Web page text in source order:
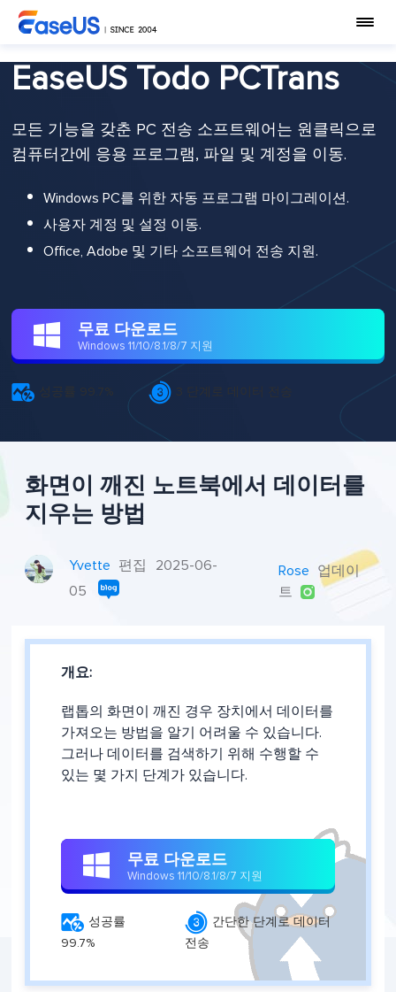
EaseUS Todo PCTrans
모든 기능을 갖춘 PC 전송 소프트웨어는 원클릭으로
컴퓨터간에 응용 프로그램, 파일 및 계정을 이동.
Windows PC를 위한 자동 프로그램 마이그레이션.
사용자 계정 및 설정 이동.
Office, Adobe 및 기타 소프트웨어 전송 지원.
 무료 다운로드
Windows 11/10/8.1/8/7 지원
 성공률 99.7% 
화면이 깨진 노트북에서 데이터를
지우는 방법
Yvette 편집
2025-06-
05
Rose
업데이
트

개요:
랩톱의 화면이 깨진 경우 장치에서 데이터를
가져오는 방법을 알기 어려울 수 있습니다.
그러나 데이터를 검색하기 위해 수행할 수
있는 몇 가지 단계가 있습니다.
 무료 다운로드
Windows 11/10/8.1/8/7 지원
 성공률
99.7%
 간단한 단계로 데이터
전송